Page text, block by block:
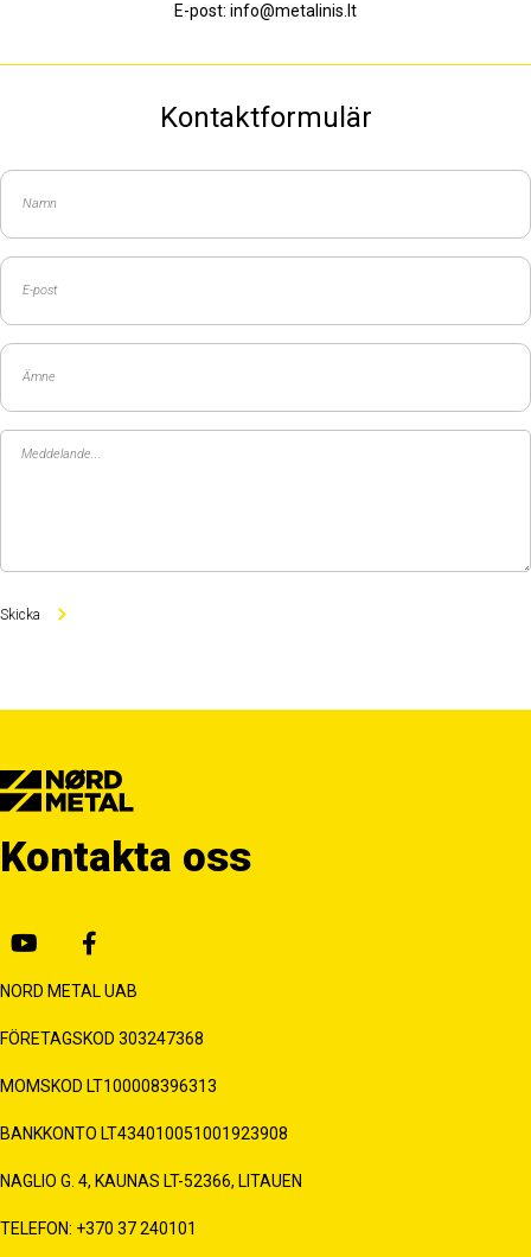
E-post: info@metalinis.lt
Kontaktformulär
Kontakta oss
NORD METAL UAB
FÖRETAGSKOD 303247368
MOMSKOD LT100008396313
BANKKONTO LT434010051001923908
NAGLIO G. 4, KAUNAS LT-52366, LITAUEN
TELEFON: +370 37 240101